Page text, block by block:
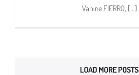
Vahine FIERRO, [...]
LOAD MORE POSTS